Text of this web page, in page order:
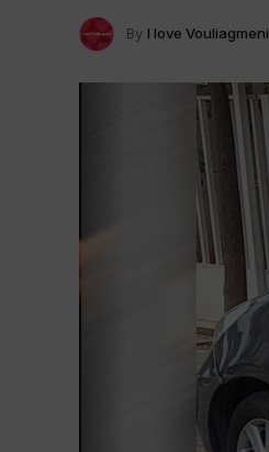
By I love Vouliagmeni